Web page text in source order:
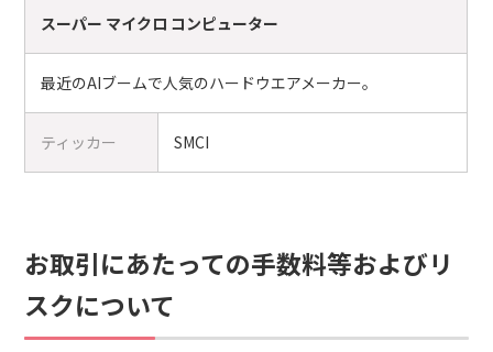
スーパー マイクロ コンピューター
最近のAIブームで人気のハードウエアメーカー。
ティッカー SMCI
お取引にあたっての手数料等およびリ
スクについて